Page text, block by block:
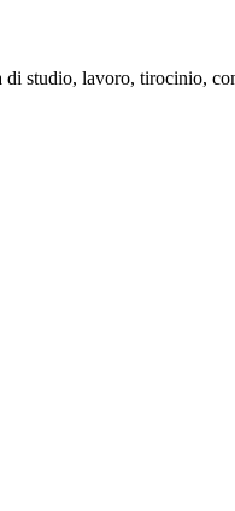
studio, lavoro, tirocinio,